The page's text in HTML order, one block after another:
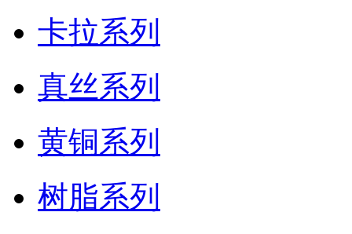
卡拉系列
真丝系列
黄铜系列
树脂系列